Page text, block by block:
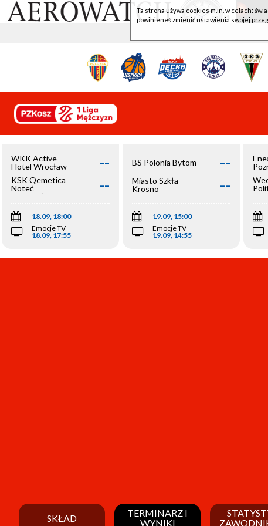
WKK Active
Hotel Wrocław
--
KSK Qemetica
Noteć
Inowrocław
--
18.09, 18:00
Emocje TV
18.09, 17:55
BS Polonia Bytom --
Miasto Szkła
Krosno
--
19.09, 15:00
Emocje TV
19.09, 14:55
SKŁAD
TERMINARZ I
WYNIKI
Ta strona używa cookies m.in. w celach:
powinieneś zmienić ustawienia swojej